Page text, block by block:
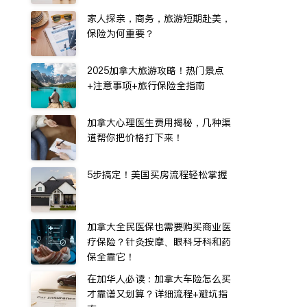
家人探亲，商务，旅游短期赴美，
保险为何重要？
2025加拿大旅游攻略！热门景点
+注意事项+旅行保险全指南
加拿大心理医生费用揭秘，几种渠
道帮你把价格打下来！
5步搞定！美国买房流程轻松掌握
加拿大全民医保也需要购买商业医
疗保险？针灸按摩、眼科牙科和药
保全靠它！
在加华人必读：加拿大车险怎么买
才靠谱又划算？详细流程+避坑指